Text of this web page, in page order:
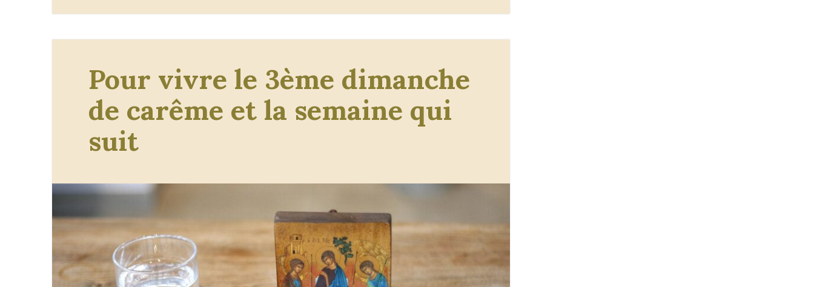
Pour vivre le 3ème dimanche
de carême et la semaine qui
suit